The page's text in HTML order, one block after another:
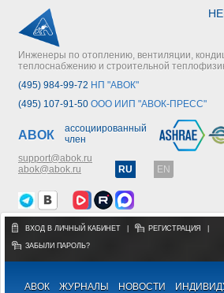
Инженеры по отоплению, вентиляции,
теплоснабжению и строительной
(495) 984-99-72 НП "АВОК"
(495) 107-91-50 ООО ИИП "АВОК-ПРЕСС"
АВОК
ассоциированный
член
support@abok.ru
abok@abok.ru
RU EN
ВХОД В ЛИЧНЫЙ КАБИНЕТ РЕГИСТРАЦИЯ
ЗАБЫЛИ ПАРОЛЬ?
АВОК ЖУРНАЛЫ НОВОСТИ